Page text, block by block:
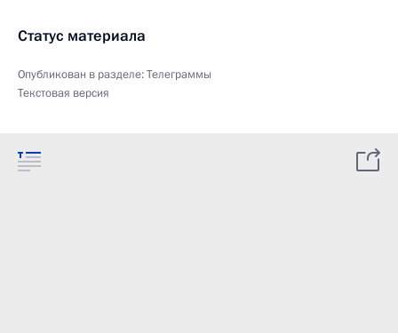
Статус материала
Опубликован в разделе:Телеграммы
Текстовая версия